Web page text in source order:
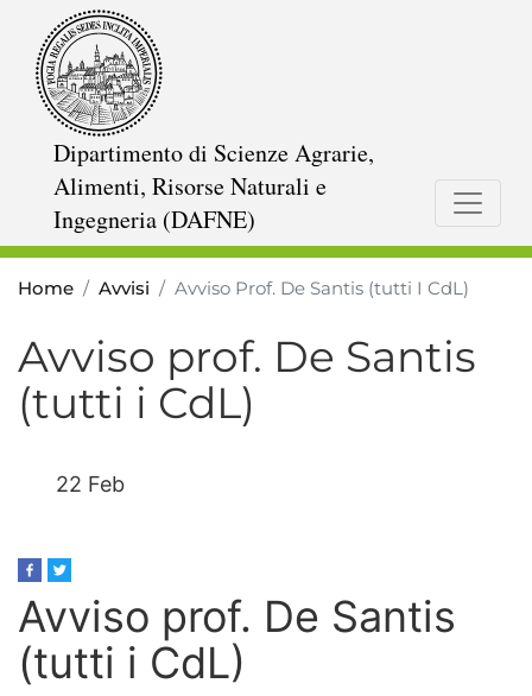
Dipartimento di Scienze Agrarie,
Alimenti, Risorse Naturali e
Ingegneria (DAFNE)
Home Avvisi Avviso Prof. De Santis (tutti I CdL)
Avviso prof. De Santis
(tutti i CdL)
22 Feb
Avviso prof. De Santis
(tutti i CdL)